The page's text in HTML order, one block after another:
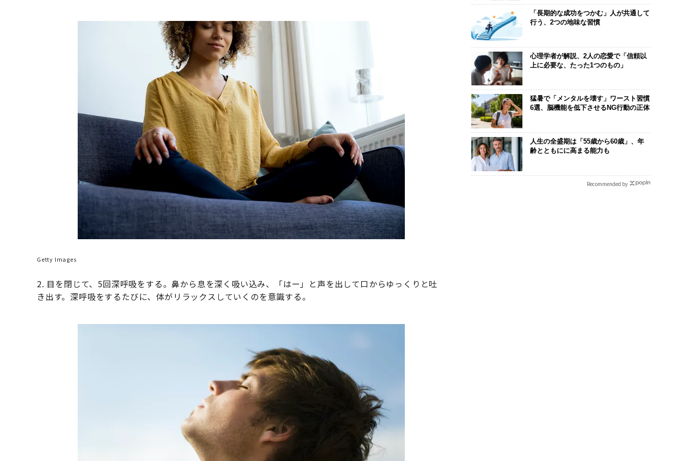
Getty Images
2. 目を閉じて、5回深呼吸をする。鼻から息を深く吸い込み、「はー」と声を出して口からゆっくりと吐
き出す。深呼吸をするたびに、体がリラックスしていくのを意識する。
「長期的な成功をつかむ」人が共通して
行う、2つの地味な習慣
心理学者が解説、2人の恋愛で「信頼以
上に必要な、たった1つのもの」
猛暑で「メンタルを壊す」ワースト習慣
6選、脳機能を低下させるNG行動の正体
人生の全盛期は「55歳から60歳」、年
齢とともにに高まる能力も
Recommended by